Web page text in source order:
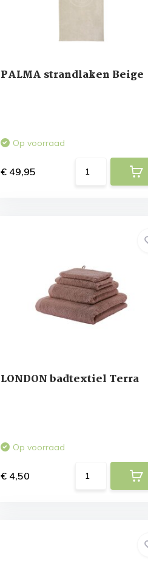
PALMA strandlaken Beige
Op voorraad
€ 49,95
LONDON badtextiel Terra
Op voorraad
€ 4,50